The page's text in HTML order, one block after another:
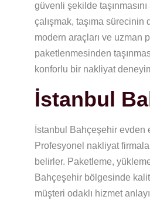
güvenli şekilde
çalışmak, taşıma
modern araçları ve uzman
paketlenmesinden
konforlu bir nakliyat
İstanbul
İstanbul Bahçeşehir evden
Profesyonel nakliyat
belirler. Paketleme,
Bahçeşehir bölgesinde
müşteri odaklı hizmet